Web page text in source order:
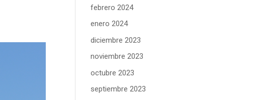
febrero 2024
enero 2024
diciembre 2023
noviembre 2023
octubre 2023
septiembre 2023